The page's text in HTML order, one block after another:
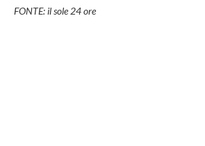
FONTE: il sole 24 ore